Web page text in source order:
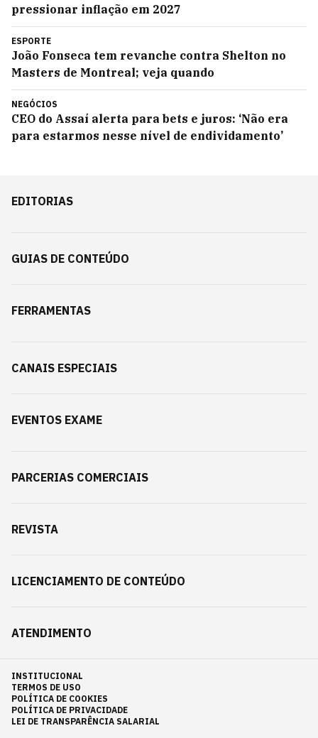
pressionar inflação em 2027
ESPORTE
João Fonseca tem revanche contra Shelton no
Masters de Montreal; veja quando
NEGÓCIOS
CEO do Assaí alerta para bets e juros: ‘Não era
para estarmos nesse nível de endividamento’
EDITORIAS
GUIAS DE CONTEÚDO
FERRAMENTAS
CANAIS ESPECIAIS
EVENTOS EXAME
PARCERIAS COMERCIAIS
REVISTA
LICENCIAMENTO DE CONTEÚDO
ATENDIMENTO
INSTITUCIONAL
TERMOS DE USO
POLÍTICA DE COOKIES
POLÍTICA DE PRIVACIDADE
LEI DE TRANSPARÊNCIA SALARIAL